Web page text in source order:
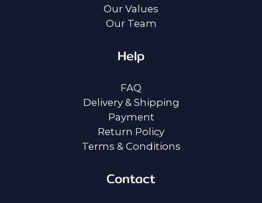
Our Values
Our Team
Help
FAQ
Delivery & Shipping
Payment
Return Policy
Terms & Conditions
Contact